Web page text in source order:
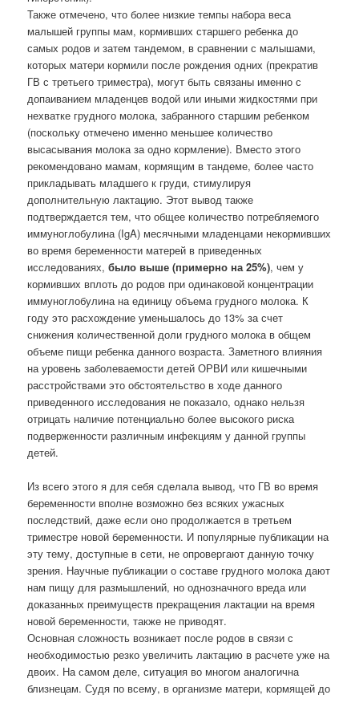
Также отмечено, что более низкие темпы набора веса
малышей группы мам, кормивших старшего ребенка до
самых родов и затем тандемом, в сравнении с малышами,
которых матери кормили после рождения одних (прекратив
ГВ с третьего триместра), могут быть связаны именно с
допаиванием младенцев водой или иными жидкостями при
нехватке грудного молока, забранного старшим ребенком
(поскольку отмечено именно меньшее количество
высасывания молока за одно кормление). Вместо этого
рекомендовано мамам, кормящим в тандеме, более часто
прикладывать младшего к груди, стимулируя
дополнительную лактацию. Этот вывод также
подтверждается тем, что общее количество потребляемого
иммуноглобулина (IgA) месячными младенцами некормивших
во время беременности матерей в приведенных
исследованиях,было выше (примерно на 25%), чем у
кормивших вплоть до родов при одинаковой концентрации
иммуноглобулина на единицу объема грудного молока. К
году это расхождение уменьшалось до 13% за счет
снижения количественной доли грудного молока в общем
объеме пищи ребенка данного возраста. Заметного влияния
на уровень заболеваемости детей ОРВИ или кишечными
расстройствами это обстоятельство в ходе данного
приведенного исследования не показало, однако нельзя
отрицать наличие потенциально более высокого риска
подверженности различным инфекциям у данной группы
детей.
Из всего этого я для себя сделала вывод, что ГВ во время
беременности вполне возможно без всяких ужасных
последствий, даже если оно продолжается в третьем
триместре новой беременности. И популярные публикации на
эту тему, доступные в сети, не опровергают данную точку
зрения. Научные публикации о составе грудного молока дают
нам пищу для размышлений, но однозначного вреда или
доказанных преимуществ прекращения лактации на время
новой беременности, также не приводят.
Основная сложность возникает после родов в связи с
необходимостью резко увеличить лактацию в расчете уже на
двоих. На самом деле, ситуация во многом аналогична
близнецам. Судя по всему, в организме матери, кормящей до